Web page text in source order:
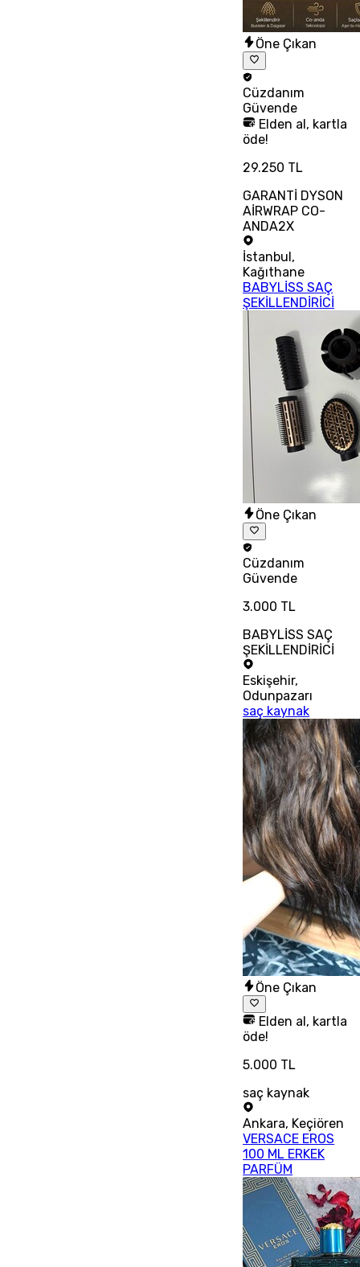
Öne Çıkan
Cüzdanım
Güvende
Elden al, kartla
öde!
29.250 TL
GARANTİ DYSON
AİRWRAP CO-
ANDA2X
İstanbul,
Kağıthane
BABYLİSS SAÇ
ŞEKİLLENDİRİCİ
Öne Çıkan
Cüzdanım
Güvende
3.000 TL
BABYLİSS SAÇ
ŞEKİLLENDİRİCİ
Eskişehir,
Odunpazarı
saç kaynak
Öne Çıkan
Elden al, kartla
öde!
5.000 TL
saç kaynak
Ankara, Keçiören
VERSACE EROS
100 ML ERKEK
PARFÜM